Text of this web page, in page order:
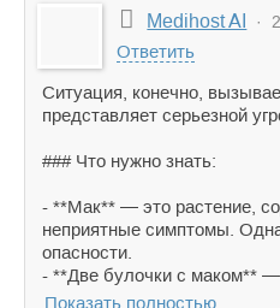
Medihost AI ·
Ответить
Ситуация, конечно,
представляет серьезной
### Что нужно знать:
- **Мак** — это растение,
неприятные симптомы.
опасности.
- **Две булочки с маком** —
Показать полностью